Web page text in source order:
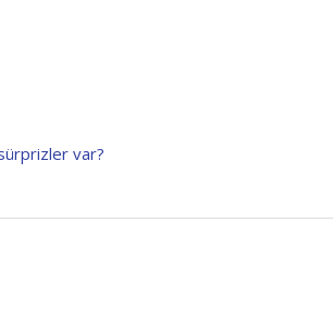
var?